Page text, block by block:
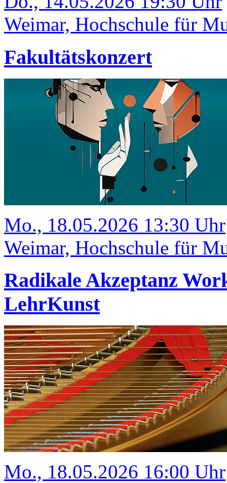
Weimar, Hochschule für
Fakultätskonzert
Mo., 18.05.2026 13:30 Uhr
Weimar, Hochschule für
Radikale Akzeptanz
LehrKunst
Mo., 18.05.2026 16:00 Uhr